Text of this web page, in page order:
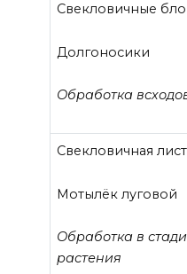
Свекловичные
Долгоносики
Обработка
Свекловичная
Мотылёк луговой
Обработка в
растения